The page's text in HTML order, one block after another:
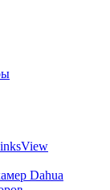
Dahua